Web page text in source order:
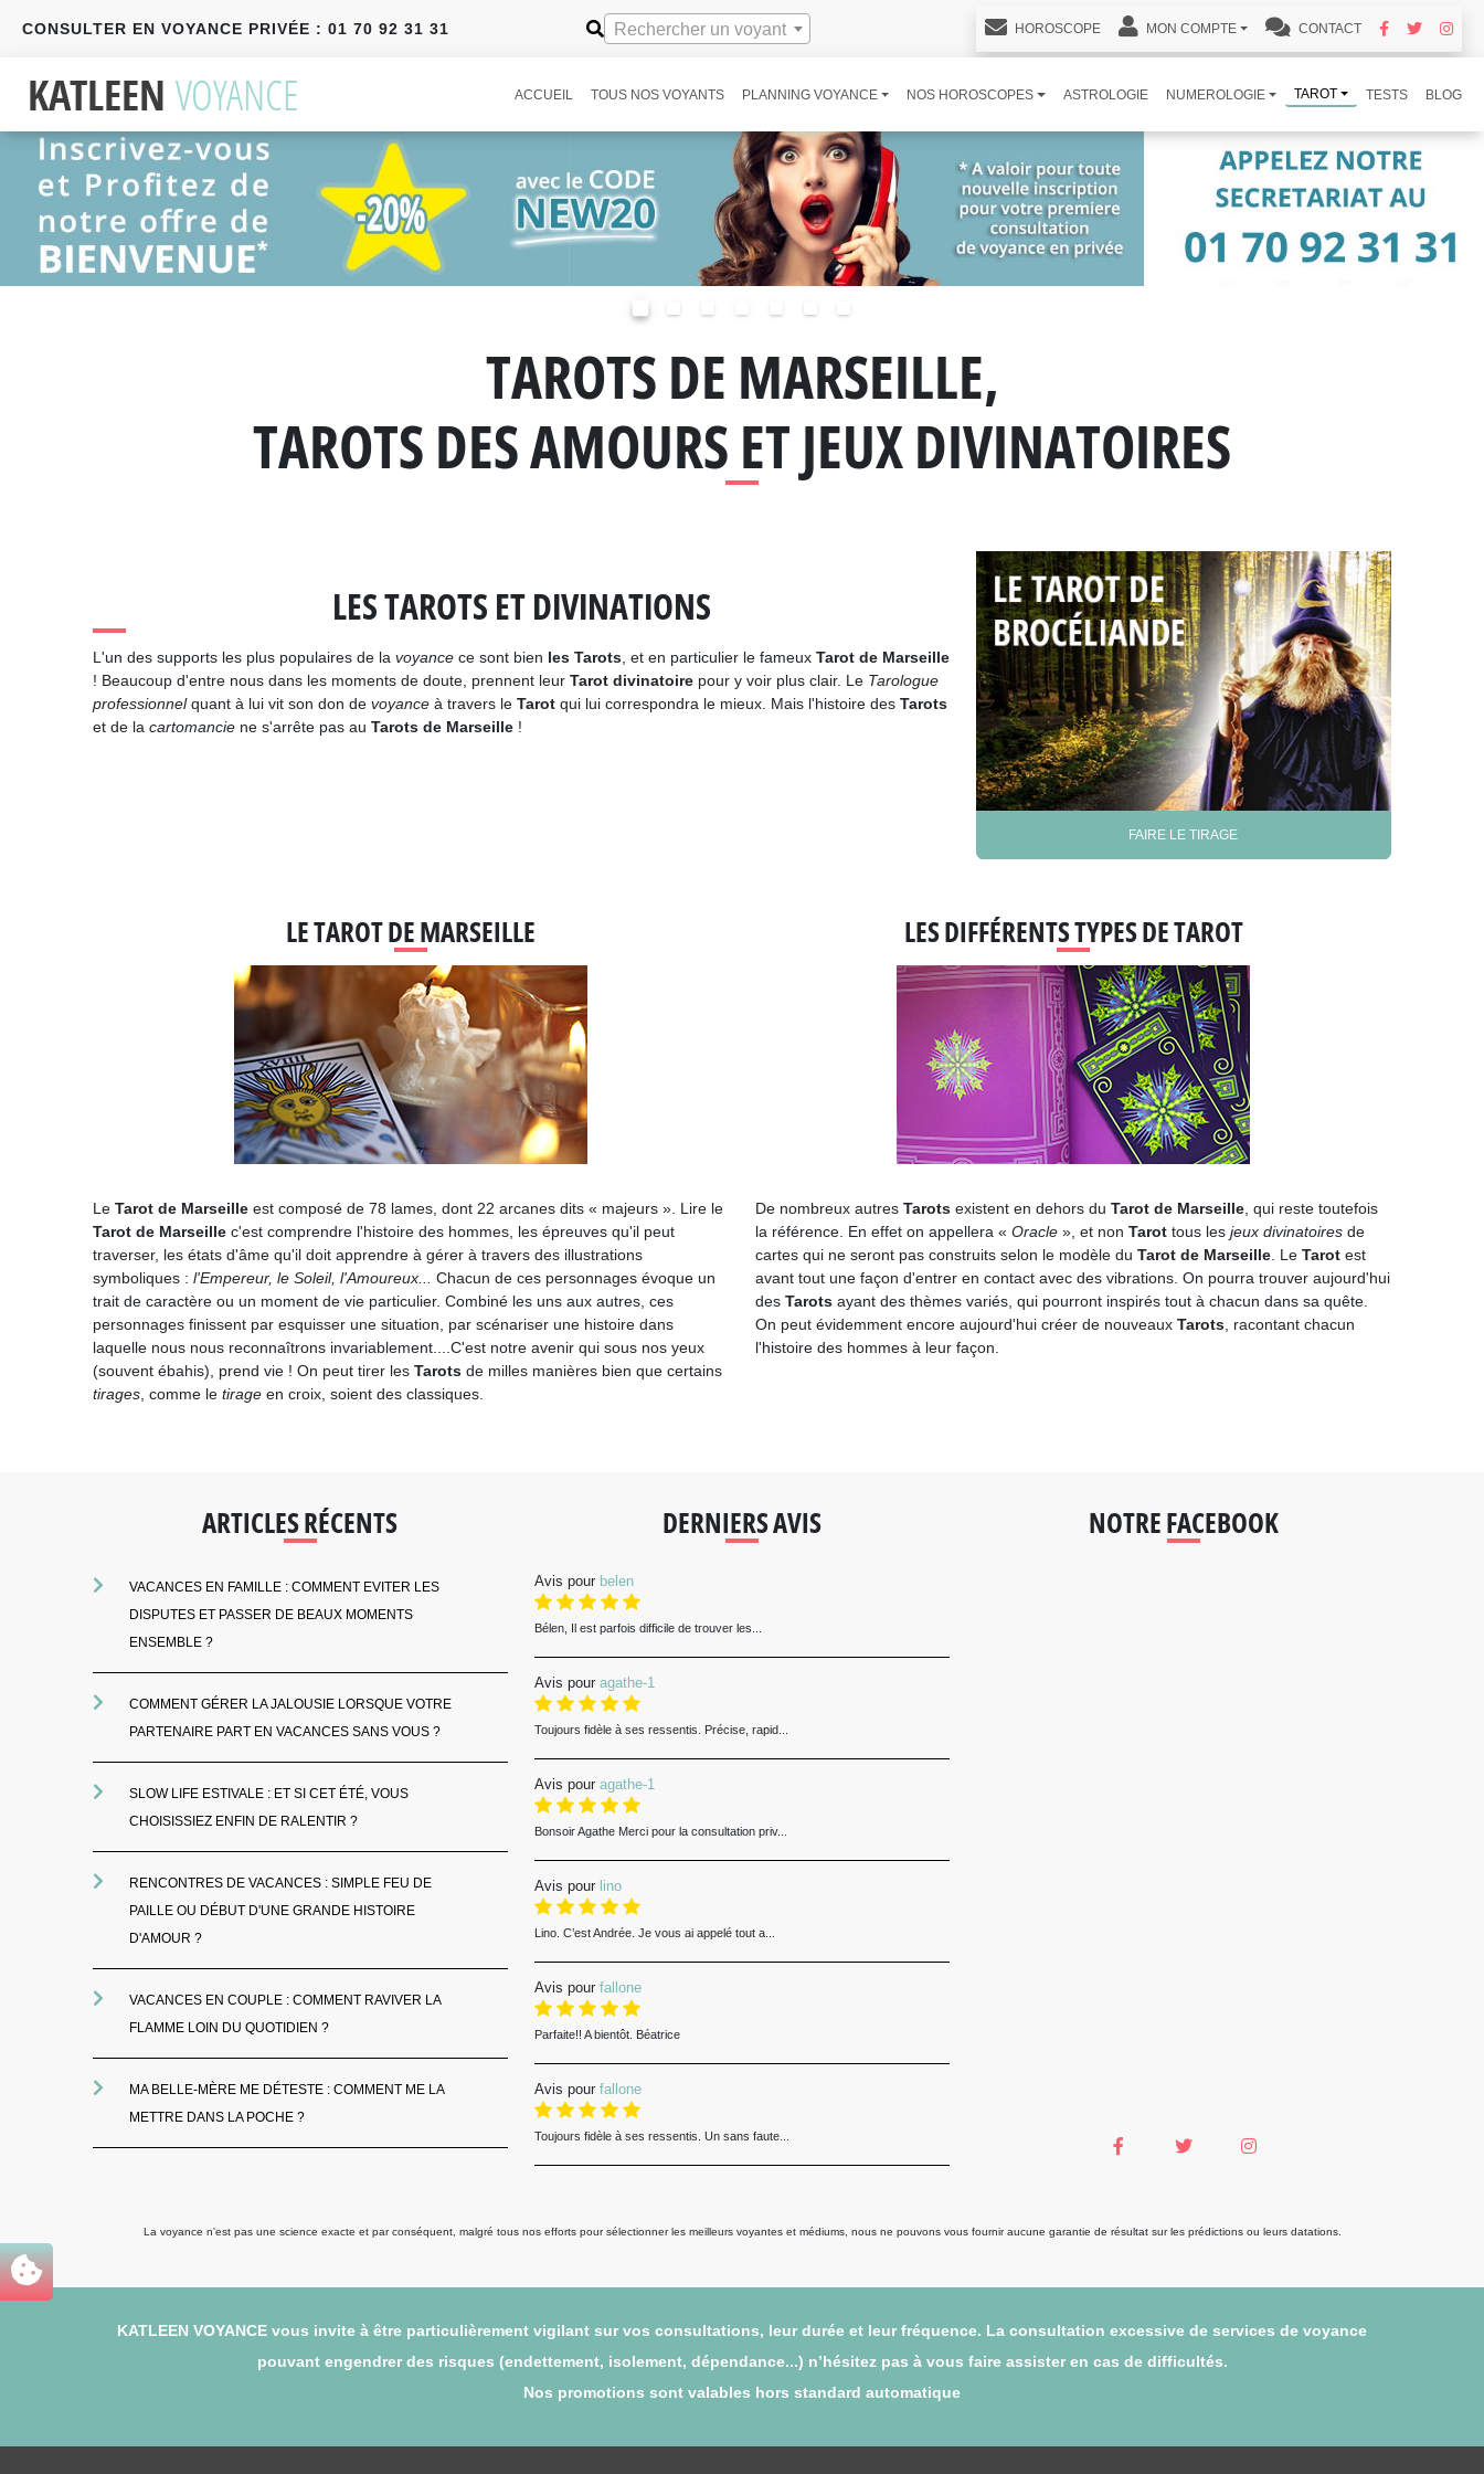
CONSULTER EN VOYANCE PRIVÉE : 01 70 92 31 31 Rechercher un voyant HOROSCOPE MON COMPTE CONTACT
ACCUEIL TOUS NOS VOYANTS PLANNING VOYANCE NOS HOROSCOPES ASTROLOGIE NUMEROLOGIE TAROT TESTS BLOG
TAROTS DE MARSEILLE,
TAROTS DES AMOURS ET JEUX DIVINATOIRES
LES TAROTS ET DIVINATIONS
L'un des supports les plus populaires de la voyance ce sont bien les Tarots , et en particulier le fameux Tarot de Marseille
! Beaucoup d'entre nous dans les moments de doute, prennent leur Tarot divinatoire pour y voir plus clair. Le Tarologue
professionnelquant à lui vit son don de voyance à travers le Tarot qui lui correspondra le mieux. Mais l'histoire des Tarots
et de la cartomancie ne s'arrête pas au Tarots de Marseille !
FAIRE LE TIRAGE
LE TAROT DE MARSEILLE
Le Tarot de Marseille est composé de 78 lames, dont 22 arcanes dits « majeurs ». Lire le
Tarot de Marseille c'est comprendre l'histoire des hommes, les épreuves qu'il peut
traverser, les états d'âme qu'il doit apprendre à gérer à travers des illustrations
symboliques : l'Empereur, le Soleil, l'Amoureux...
Chacun de ces personnages évoque un
trait de caractère ou un moment de vie particulier. Combiné les uns aux autres, ces
personnages finissent par esquisser une situation, par scénariser une histoire dans
laquelle nous nous reconnaîtrons invariablement....C'est notre avenir qui sous nos yeux
(souvent ébahis), prend vie ! On peut tirer les Tarots de milles manières bien que certains
tirages , comme le tirage en croix, soient des classiques.
LES DIFFÉRENTS TYPES DE TAROT
De nombreux autres Tarots existent en dehors du Tarot de Marseille , qui reste toutefois
la référence. En effet on appellera « Oracle », et non Tarot tous les jeux divinatoires de
cartes qui ne seront pas construits selon le modèle du Tarot de Marseille . Le Tarot est
avant tout une façon d'entrer en contact avec des vibrations. On pourra trouver aujourd'hui
des Tarots ayant des thèmes variés, qui pourront inspirés tout à chacun dans sa quête.
On peut évidemment encore aujourd'hui créer de nouveaux Tarots , racontant chacun
l'histoire des hommes à leur façon.
ARTICLES RÉCENTS
VACANCES EN FAMILLE : COMMENT EVITER LES
DISPUTES ET PASSER DE BEAUX MOMENTS
ENSEMBLE ?
COMMENT GÉRER LA JALOUSIE LORSQUE VOTRE
PARTENAIRE PART EN VACANCES SANS VOUS ?
SLOW LIFE ESTIVALE : ET SI CET ÉTÉ, VOUS
CHOISISSIEZ ENFIN DE RALENTIR ?
RENCONTRES DE VACANCES : SIMPLE FEU DE
PAILLE OU DÉBUT D'UNE GRANDE HISTOIRE
D'AMOUR ?
VACANCES EN COUPLE : COMMENT RAVIVER LA
FLAMME LOIN DU QUOTIDIEN ?
MA BELLE-MÈRE ME DÉTESTE : COMMENT ME LA
METTRE DANS LA POCHE ?
DERNIERS AVIS
Avis pour belen
Bélen, Il est parfois difficile de trouver les...
Avis pour agathe-1
Toujours fidèle à ses ressentis. Précise, rapid...
Avis pour agathe-1
Bonsoir Agathe Merci pour la consultation priv...
Avis pour lino
Lino. C’est Andrée. Je vous ai appelé tout a...
Avis pour fallone
Parfaite!! A bientôt. Béatrice
Avis pour fallone
Toujours fidèle à ses ressentis. Un sans faute...
NOTRE FACEBOOK
La voyance n'est pas une science exacte et par conséquent, malgré tous nos efforts pour sélectionner les meilleurs voyantes et médiums, nous ne pouvons vous fournir aucune garantie de résultat sur les prédictions ou leurs datations.
KATLEEN VOYANCE vous invite à être particulièrement vigilant sur vos consultations, leur durée et leur fréquence. La consultation excessive de services de voyance
pouvant engendrer des risques (endettement, isolement, dépendance...) n’hésitez pas à vous faire assister en cas de difficultés.
Nos promotions sont valables hors standard automatique